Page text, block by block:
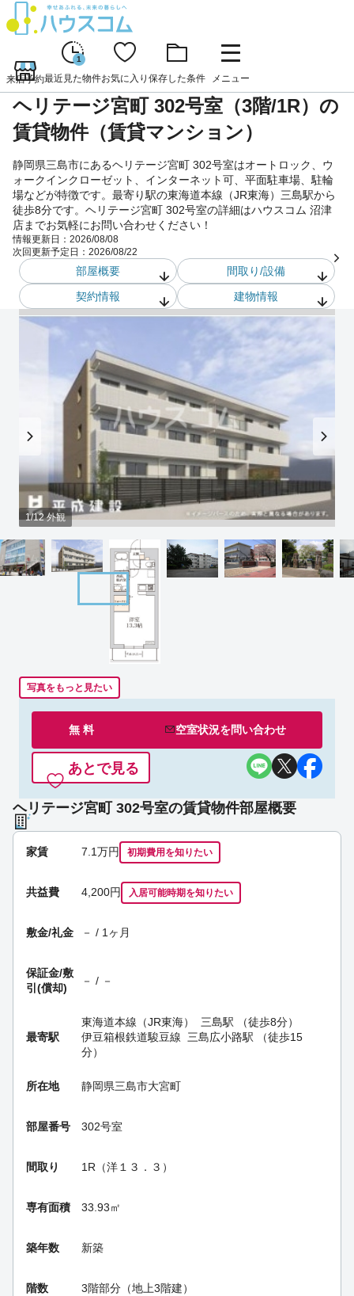
来店予約
1
最近見た物件お気に入り 保存した条件 メニュー
ヘリテージ宮町 302号室（3階/1R）の
賃貸物件（賃貸マンション）
静岡県三島市にあるヘリテージ宮町 302号室はオートロック、ウ
ォークインクローゼット、インターネット可、平面駐車場、駐輪
場などが特徴です。最寄り駅の東海道本線（JR東海）三島駅から
徒歩8分です。ヘリテージ宮町 302号室の詳細はハウスコム 沼津
店までお気軽にお問い合わせください！
情報更新日： 2026/08/08
次回更新予定日： 2026/08/22
部屋概要
間取り/設備
契約情報
建物情報
1/12 外観
写真をもっと見たい
無 料 空室状況を問い合わせ
あとで見る
ヘリテージ宮町 302号室の賃貸物件部屋概要
家賃 7.1万円 初期費用を知りたい
共益費 4,200円 入居可能時期を知りたい
敷金/礼金 － / 1ヶ月
保証金/敷
引(償却)
－ / －
最寄駅
東海道本線（JR東海） 三島駅 （徒歩8分）
伊豆箱根鉄道駿豆線 三島広小路駅 （徒歩15
分）
所在地 静岡県三島市大宮町
部屋番号 302号室
間取り 1R（洋１３．３）
専有面積 33.93㎡
築年数 新築
階数 3階部分（地上3階建）